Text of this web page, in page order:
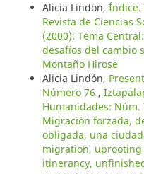
Alicia Lindon, Índice.
Revista de Ciencias
(2000): Tema
desafíos del cambio
Montaño Hirose
Alicia Lindón,
Número 76 ,
Humanidades: Núm.
Migración forzada,
obligada, una
migration, uprooting
itinerancy,